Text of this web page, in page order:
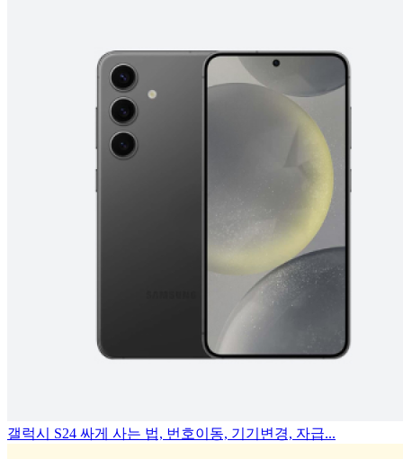
갤럭시 S24 싸게 사는 법, 번호이동, 기기변경, 자급...